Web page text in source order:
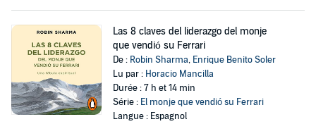
Las 8 claves del liderazgo del monje
que vendió su Ferrari
De : Robin Sharma, Enrique Benito Soler
Lu par : Horacio Mancilla
Durée : 7 h et 14 min
Série : El monje que vendió su Ferrari
Langue : Espagnol